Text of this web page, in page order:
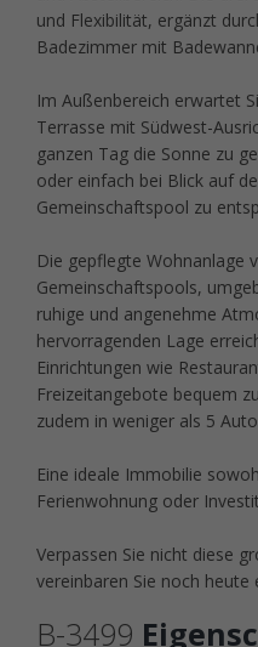
und Flexibilität, ergänzt
Badezimmer mit
Im Außenbereich erwartet
Terrasse mit Südwest-
ganzen Tag die Sonne zu
oder einfach bei Blick auf
Gemeinschaftspool zu
Die gepflegte Wohnanlage
Gemeinschaftspools,
ruhige und angenehme
hervorragenden Lage
Einrichtungen wie
Freizeitangebote bequem
zudem in weniger als 5
Eine ideale Immobilie
Ferienwohnung oder
Verpassen Sie nicht diese
vereinbaren Sie noch
B-3499